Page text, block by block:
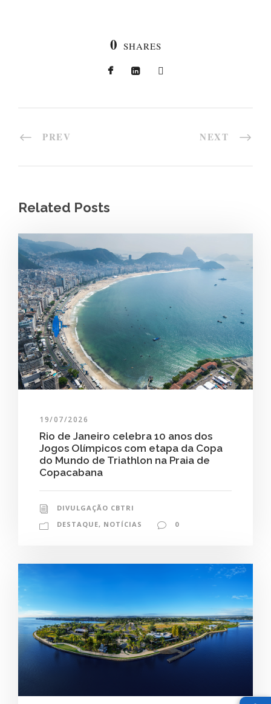
0 SHARES
PREV NEXT
Related Posts
19/07/2026
Rio de Janeiro celebra 10 anos dos
Jogos Olímpicos com etapa da Copa
do Mundo de Triathlon na Praia de
Copacabana
DIVULGAÇÃO CBTRI
DESTAQUE, NOTÍCIAS 0